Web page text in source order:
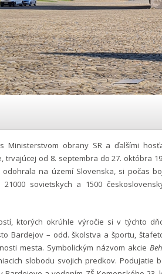
obrany SR a ďalšími
od 8. septembra do 27. októbra
na území Slovenska, si počas
sovietskych a 1500
ktorých okrúhle výročie si v týchto
Bardejov – odd. školstva a športu,
mesta. Symbolickým názvom akcie
slobodu svojich predkov. Podujatie